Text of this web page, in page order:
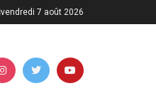
vendredi 7 août 2026